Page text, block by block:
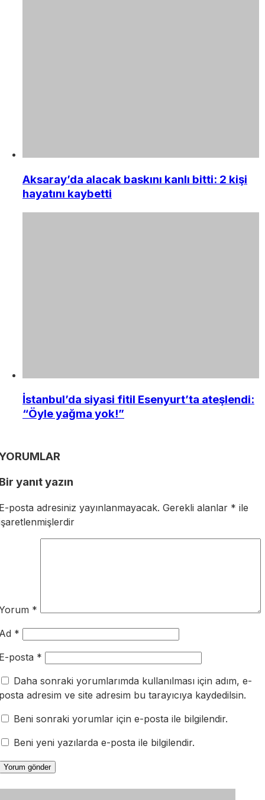
Aksaray’da alacak baskını kanlı bitti: 2 kişi
hayatını kaybetti
İstanbul’da siyasi fitil Esenyurt’ta ateşlendi:
“Öyle yağma yok!”
yanıt yazın
posta adresiniz yayınlanmayacak. Gerekli alanlar * ile
*
*
posta *
Daha sonraki yorumlarımda kullanılması için adım, e-
adresim ve site adresim bu tarayıcıya kaydedilsin.
Beni sonraki yorumlar için e-posta ile bilgilendir.
Beni yeni yazılarda e-posta ile bilgilendir.